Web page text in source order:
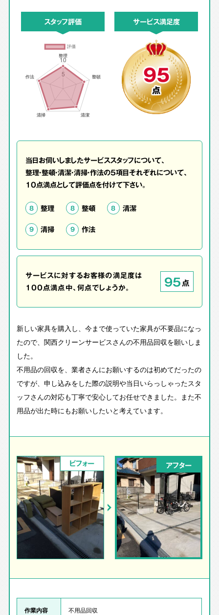
スタッフ評価 サービス満足度
95
点
当日お伺いしましたサービススタッフについて、
整理・整頓・清潔・清掃・作法の5項目それぞれについて、
10点満点として評価点を付けて下さい。
8 整理 8 整頓 8 清潔
9 清掃 9 作法
サービスに対するお客様の満足度は
100点満点中、何点でしょうか。
95点
新しい家具を購入し、今まで使っていた家具が不要品になっ
たので、関西クリーンサービスさんの不用品回収を願いしま
した。
不用品の回収を、業者さんにお願いするのは初めてだったの
ですが、申し込みをした際の説明や当日いらっしゃったスタ
ッフさんの対応も丁寧で安心してお任せできました。また不
用品が出た時にもお願いしたいと考えています。
ビフォー アフター
作業内容 不用品回収